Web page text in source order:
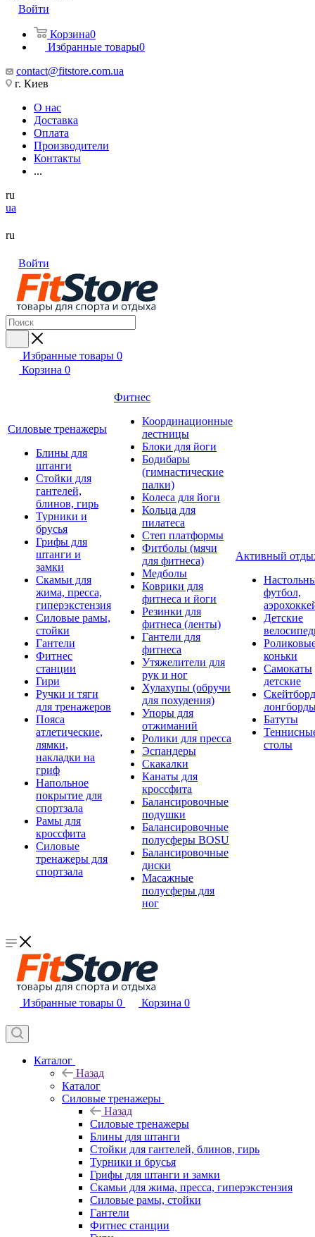
Войти
Корзина0
Избранные товары0
contact@fitstore.com.ua
г. Киев
О нас
Доставка
Оплата
Производители
Контакты
...
ru
ua
ru
Войти
Избранные товары 0
Корзина 0
Силовые тренажеры
Блины для
штанги
Стойки для
гантелей,
блинов, гирь
Турники и
брусья
Грифы для
штанги и
замки
Скамьи для
жима, пресса,
гиперэкстензия
Силовые рамы,
стойки
Гантели
Фитнес
станции
Гири
Ручки и тяги
для тренажеров
Пояса
атлетические,
лямки,
накладки на
гриф
Напольное
покрытие для
спортзала
Рамы для
кроссфита
Силовые
тренажеры для
спортзала
Фитнес
Координационные
лестницы
Блоки для йоги
Бодибары
(гимнастические
палки)
Колеса для йоги
Кольца для
пилатеса
Степ платформы
Фитболы (мячи
для фитнеса)
Медболы
Коврики для
фитнеса и йоги
Резинки для
фитнеса (ленты)
Гантели для
фитнеса
Утяжелители для
рук и ног
Хулахупы (обручи
для похудения)
Упоры для
отжиманий
Ролики для пресса
Эспандеры
Скакалки
Канаты для
кроссфита
Балансировочные
подушки
Балансировочные
полусферы BOSU
Балансировочные
диски
Масажные
полусферы для
ног
Активный
футбол,
Детские
коньки
Самокаты
детские
Батуты
столы
Избранные товары 0 Корзина 0
Каталог
Назад
Каталог
Силовые тренажеры
Назад
Силовые тренажеры
Блины для штанги
Стойки для гантелей, блинов, гирь
Турники и брусья
Грифы для штанги и замки
Скамьи для жима, пресса, гиперэкстензия
Силовые рамы, стойки
Гантели
Фитнес станции